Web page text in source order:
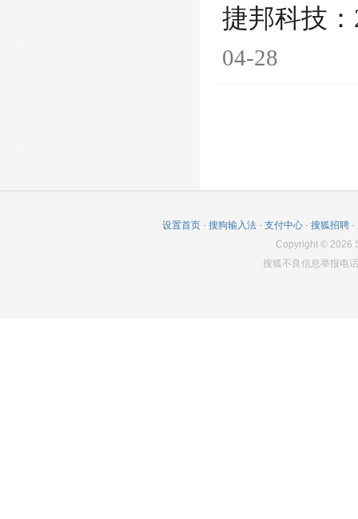
捷邦科技
04-28
设置首页 - 搜狗输入法 - 支付中心 - 搜狐招聘 -
Copyright © 2026
搜狐不良信息举报电